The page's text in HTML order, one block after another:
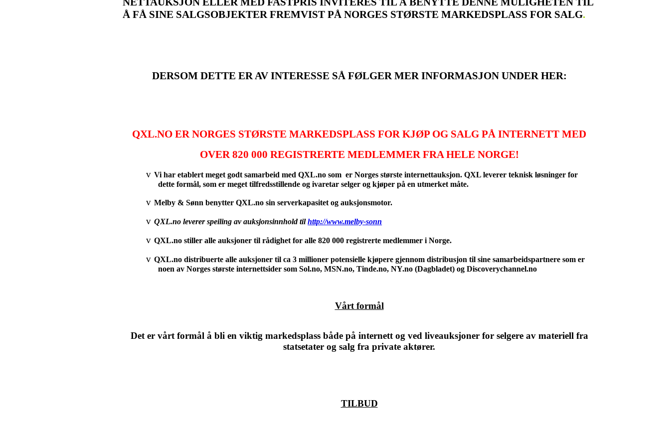
Å FÅ SINE SALGSOBJEKTER FREMVIST PÅ NORGES STØRSTE MARKEDSPLASS FOR SALG.
DERSOM DETTE ER AV INTERESSE SÅ FØLGER MER INFORMASJON UNDER HER:
QXL.NO ER NORGES STØRSTE MARKEDSPLASS FOR KJØP OG SALG PÅ INTERNETT MED
OVER820 000 REGISTRERTE MEDLEMMER FRA HELE NORGE!
v Vi har etablert meget godt samarbeid medQXL.no som er Norges største internettauksjon. QXL leverer teknisk løsninger for
dette formål, som er meget tilfredsstillende og ivaretar selger og kjøper på en utmerket måte.
v Melby & Sønn benytter QXL.no sin serverkapasitet og auksjonsmotor.
v QXL.no leverer speiling av auksjonsinnhold tilhttp://www.melby-sonn
v QXL.no stiller alle auksjoner til rådighet for alle 820 000 registrerte medlemmer i Norge.
v QXL.no distribuerte alle auksjoner til ca 3 millioner potensielle kjøpere gjennom distribusjon til sine samarbeidspartnere som er
noen av Norges største internettsider som Sol.no, MSN.no, Tinde.no, NY.no (Dagbladet) og Discoverychannel.no
Vårt formål
Det er vårt formål å bli en viktig markedsplass både på internett og ved liveauksjoner for selgere av materiell fra
statsetater og salg fra private aktører.
TILBUD